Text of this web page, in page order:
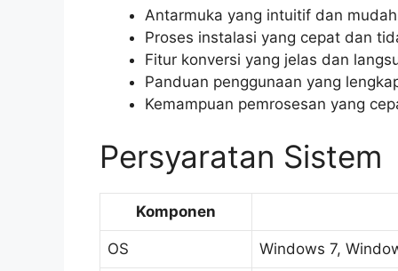
Antarmuka yang intuitif dan
Proses instalasi yang cepat dan
Fitur konversi yang jelas dan
Panduan penggunaan yang
Kemampuan pemrosesan yang
Persyaratan Sistem
Komponen
OS Windows 7,